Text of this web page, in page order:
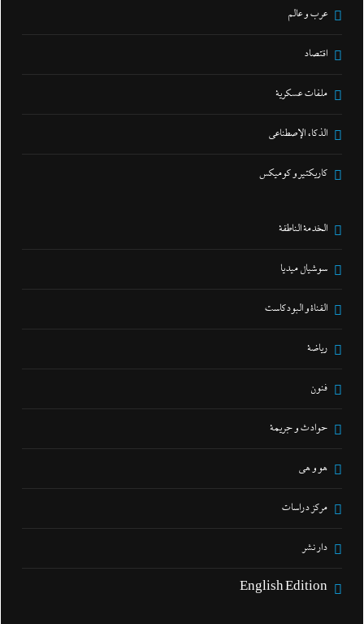
عرب و عالم
اقتصاد
ملفات عسكرية
الذكاء الإصطناعي
كاريكتير و كوميكس
الخدمة الناطقة
سوشيال ميديا
القناة و البودكاست
رياضة
فنون
حوادث و جريمة
هو و هي
مركز دراسات
دار نشر
English Edition